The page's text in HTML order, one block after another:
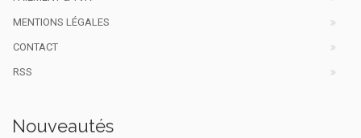
MENTIONS LÉGALES
CONTACT
RSS
Nouveautés